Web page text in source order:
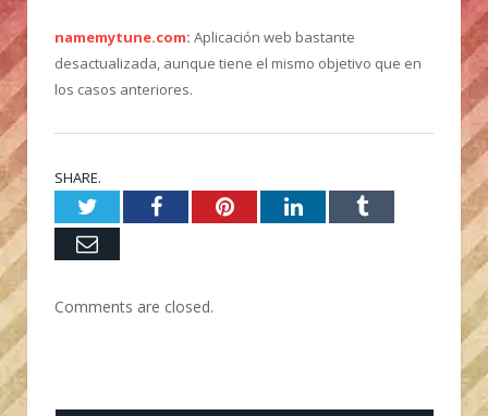
namemytune.com: Aplicación web bastante
desactualizada, aunque tiene el mismo objetivo que en
los casos anteriores.
SHARE.
TwitterFacebookPinterestLinkedInTumblr
Email
Comments are closed.